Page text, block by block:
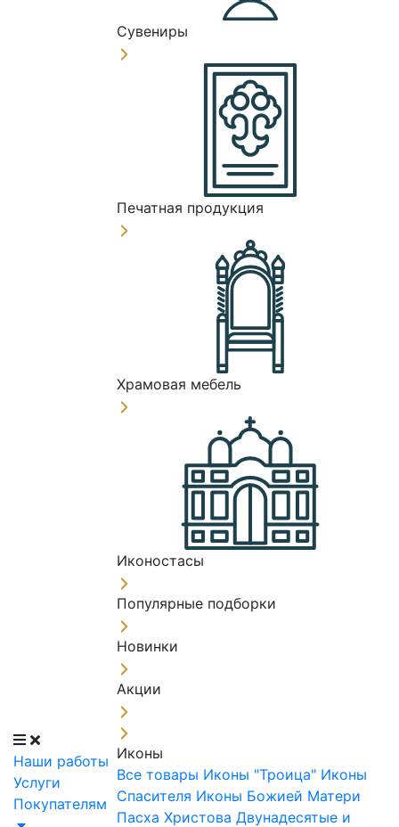
Наши работы
Услуги
Покупателям
Сувениры
Печатная продукция
Храмовая мебель
Иконостасы
Популярные подборки
Новинки
Акции
Иконы
Все товары Иконы "Троица" Иконы
Спасителя Иконы Божией Матери
Пасха Христова Двунадесятые и